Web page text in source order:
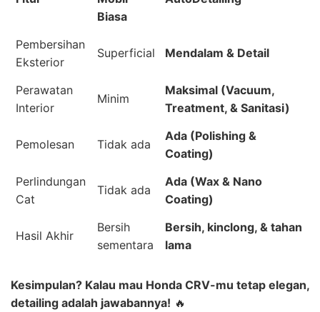
Biasa
Pembersihan
Eksterior
Superficial Mendalam & Detail
Perawatan
Interior
Minim
Maksimal (Vacuum,
Treatment, & Sanitasi)
Pemolesan Tidak ada
Ada (Polishing &
Coating)
Perlindungan
Cat
Tidak ada
Ada (Wax & Nano
Coating)
Hasil Akhir
Bersih
sementara
Bersih, kinclong, & tahan
lama
Kesimpulan? Kalau mau Honda CRV-mu tetap elegan,
detailing adalah jawabannya! 🔥